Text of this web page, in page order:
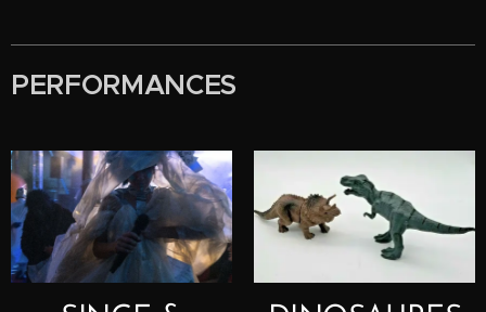
PERFORMANCES